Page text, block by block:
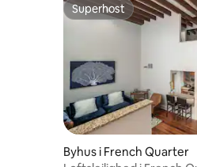
Superhost
Superhost
Byhus i French Quarter